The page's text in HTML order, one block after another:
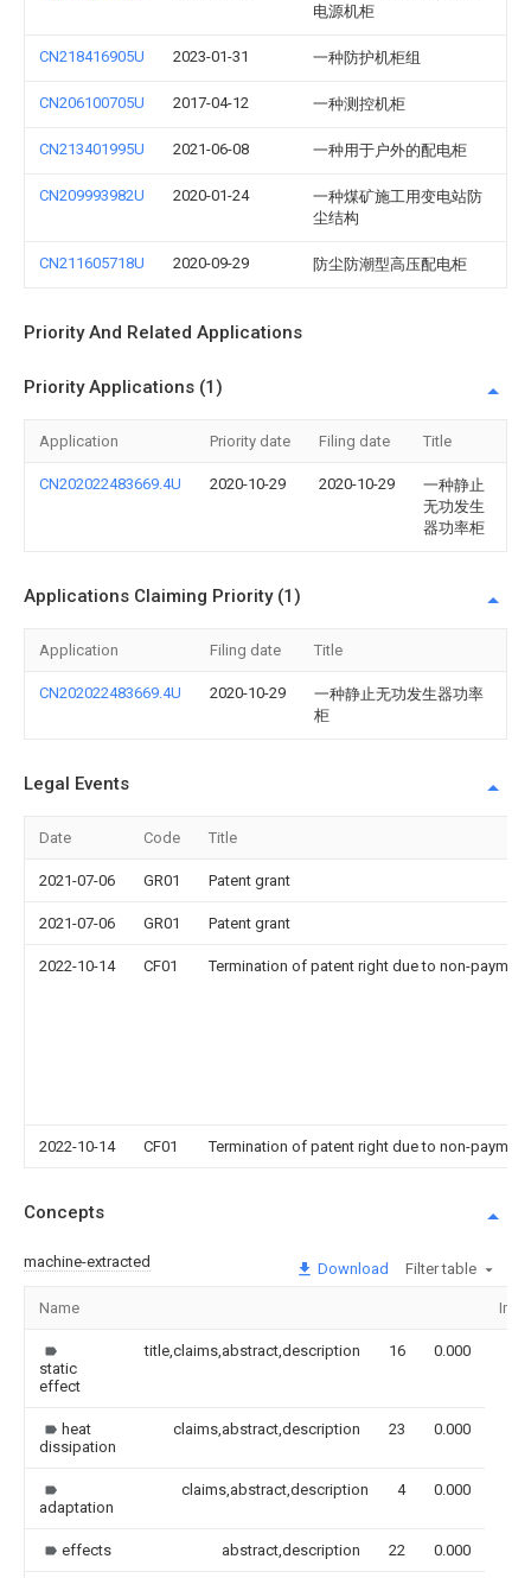
电源机柜
CN218416905U 2023-01-31 一种防护机柜组
CN206100705U 2017-04-12 一种测控机柜
CN213401995U 2021-06-08 一种用于户外的配电柜
CN209993982U 2020-01-24
一种煤矿施工用变电站防
尘结构
CN211605718U 2020-09-29 防尘防潮型高压配电柜
Priority And Related Applications
Priority Applications (1)
Application Priority date Filing date Title
CN202022483669.4U 2020-10-29 2020-10-29
一种静止
无功发生
器功率柜
Applications Claiming Priority (1)
Application Filing date Title
CN202022483669.4U 2020-10-29
一种静止无功发生器功率
柜
Legal Events
Date Code Title
2021-07-06 GR01 Patent grant
2021-07-06 GR01 Patent grant
2022-10-14 CF01 Termination of patent right due to non-
2022-10-14 CF01 Termination of patent right due to non-
Concepts
machine-extracted Download Filter table
Name
static
effect
title,claims,abstract,description 16 0.000
heat
dissipation
claims,abstract,description 23 0.000
adaptation
claims,abstract,description 4 0.000
effects abstract,description 22 0.000